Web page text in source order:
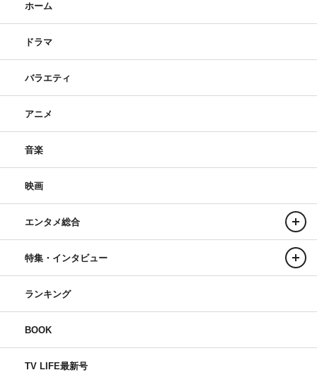
ホーム
ドラマ
バラエティ
アニメ
音楽
映画
エンタメ総合
特集・インタビュー
ランキング
BOOK
TV LIFE最新号